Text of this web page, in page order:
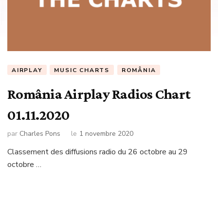
AIRPLAY MUSIC CHARTS ROMÂNIA
România Airplay Radios Chart
01.11.2020
par Charles Pons le 1 novembre 2020
Classement des diffusions radio du 26 octobre au 29
octobre …